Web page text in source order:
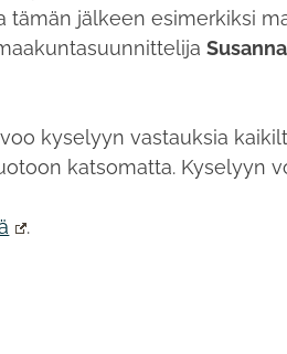
tämän jälkeen esimerkiksi
kyselyyn vastauksia
katsomatta. Kyselyyn
.